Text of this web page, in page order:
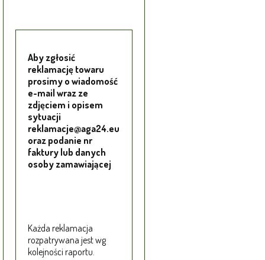
Aby zgłosić
reklamację towaru
prosimy o wiadomość
e-mail wraz ze
zdjęciem i opisem
sytuacji
reklamacje@aga24.eu
oraz podanie nr
faktury lub danych
osoby zamawiającej
Każda reklamacja
rozpatrywana jest wg
kolejności raportu.